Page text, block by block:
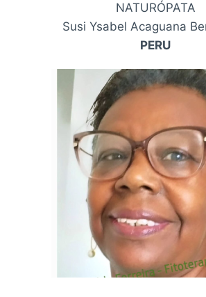
NATURÓPATA
Susi Ysabel Acaguana
PERU